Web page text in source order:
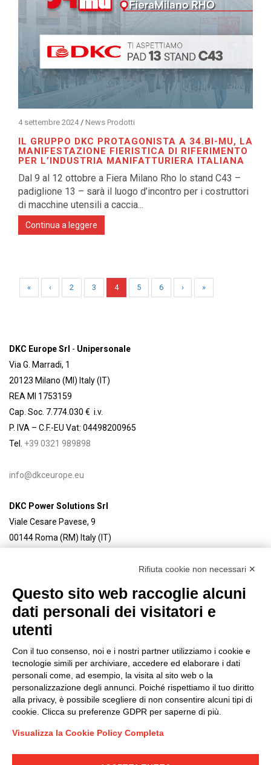
4 settembre 2024 / News Prodotti
IL GRUPPO DKC PROTAGONISTA A 34.BI-MU, LA
MANIFESTAZIONE FIERISTICA DI RIFERIMENTO
PER L’INDUSTRIA MANIFATTURIERA ITALIANA
Dal 9 al 12 ottobre a Fiera Milano Rho lo stand C43 –
padiglione 13 – sarà il luogo d’incontro per i costruttori
di macchine utensili a caccia...
Continua a leggere
« ‹ 2 3 4 5 6 › »
DKC Europe Srl - Unipersonale
Via G. Marradi, 1
20123 Milano (MI) Italy (IT)
REA MI 1753159
Cap. Soc. 7.774.030 € i.v.
P. IVA – C.F.-EU Vat: 04498200965
Tel. +39 0321 989898
info@dkceurope.eu
DKC Power Solutions Srl
Viale Cesare Pavese, 9
00144 Roma (RM) Italy (IT)
Cap. Soc/Fully paid-up share capital 4.450.000 € i.v.
Tel. linea produttiva Steeltecnica:
+39 0321 9898750
info@dkcpower.com
Connettiti con noi
FACEBOOK
LINKEDIN YOUTUBE INSTAGRAM /
TWITTER
© 2023 - DKC Europe /
Cookies
Rifiuta cookie non necessari ✕
Questo sito web raccoglie alcuni
dati personali dei visitatori e
utenti
Con il tuo consenso, noi e i nostri partner utilizziamo i cookie e
tecnologie simili per archiviare, accedere ed elaborare i dati
personali come, ad esempio, la visita al sito web o la
personalizzazione degli annunci. Poiché rispettiamo il tuo diritto
alla privacy, è possibile scegliere di non consentire alcuni tipi di
cookie. Clicca su preferenze GDPR per saperne di più.
Visualizza la Cookie Policy Completa